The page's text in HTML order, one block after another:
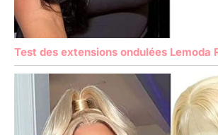
Test des extensions ondulées Lemoda